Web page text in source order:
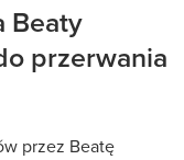
Beaty
przerwania
przez Beatę